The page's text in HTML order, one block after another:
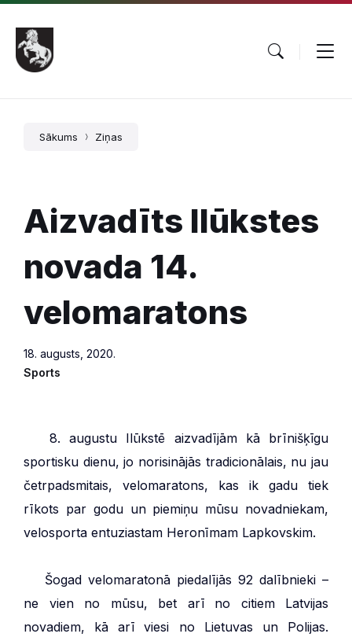
Pāriet
saturu
Skip
main
navigation
Skip
footer
Sākums Ziņas
Aizvadīts Ilūkstes
novada 14.
velomaratons
18. augusts, 2020.
Sports
8. augustu Ilūkstē aizvadījām kā brīnišķīgu
sportisku dienu, jo norisinājās tradicionālais, nu jau
četrpadsmitais, velomaratons, kas ik gadu tiek
rīkots par godu un piemiņu mūsu novadniekam,
velosporta entuziastam Heronīmam Lapkovskim.
Šogad velomaratonā piedalījās 92 dalībnieki –
ne vien no mūsu, bet arī no citiem Latvijas
novadiem, kā arī viesi no Lietuvas un Polijas.